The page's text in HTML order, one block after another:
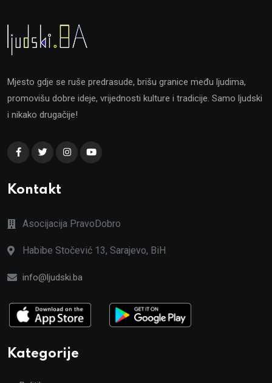
Mjesto gdje se ruše predrasude, brišu granice među ljudima,
promovišu dobre ideje, vrijednosti kulture i tradicije. Samo ljudski
i nikako drugačije!
Kontakt
Asocijacija PravoDobro
Habibe Stočević 13, Sarajevo, BiH
info@ljudski.ba
Kategorije